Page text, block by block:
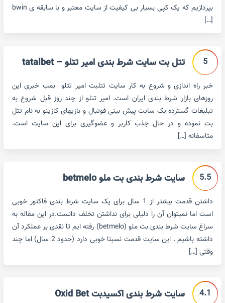
بپردازیم که یک کپی بسیار بی کیفیت از سایت معتبر و با سابقه ی bwin
[…]
5 تتل بت سایت شرط بندی امیر تتلو – tatalbet
خبر راه اندازی و شروع به کار سایت تتلبت امیر تتلو بمب خبری این
روزهای بازار شرط بندی ایران است. امیر تتلو از چند روز قبل شروع به
تبلیغات گسترده یک سایت پیش بینی فوتبال و بازیهای کازینو به نام تتل
بت نموده و در حال جذب کاربر و عضوگیری برای این سایت است.
متاسفانه […]
5.5 سایت شرط بندی بت ملو betmelo
داشتن قدمت بیشتر از 1 سال برای یک سایت شرط بندی فاکتور خوبی
است اما نمیتوان آن را دلیلی برای نداشتن تخلف دانست.در این مقاله به
سراغ سایت شرط بندی بت ملو (betmelo) رفته ایم تا نقدی بر عملکرد آن
داشته باشیم . این سایت قدمت نسبتا خوبی دارد (حدود 2 سال) اما چند
وقتی […]
4.1 سایت شرط بندی اکسیدبت Oxid Bet